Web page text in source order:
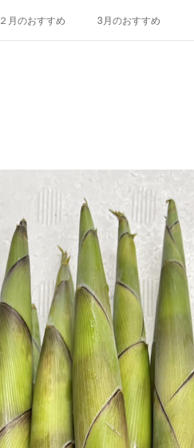
２月のおすすめ 3月のおすすめ